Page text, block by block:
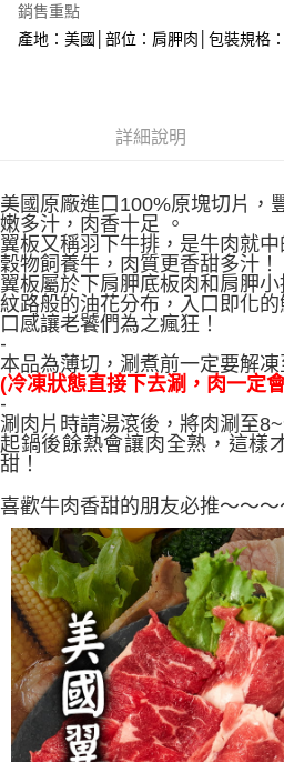
2.付款方式選擇「大哥付你分期」，訂單成
流程，驗證手機門號後，選擇欲分期的期數
成交易。
法說明評估內容。
【繳款方式說明】
2.透過簡訊連結打開帳單後，可選擇「超商
帳／街口支付／iPASS MONEY」等通路繳
【注意事項】
1.本服務係由「台灣大哥大股份有限公司
用戶於交易時，得透過本服務購買商品或
買賣價金債權讓與本公司後，依約使用本公
資料（包含姓名、電話或地址）提供予台灣
由本公司與您本人進行分期帳單所需資料之
相關說明
【關於「AFTEE先享後付」】
３．安心：先確認商品／服務後，再付款。
１．於結帳方式選擇「AFTEE先享後付」後
結帳頁面，進行簡訊認證並確認金額後，即
２．訂單成立數日內，您將收到繳費通知簡
３．收到繳費通知簡訊後14天內，點擊此
ATM／網路銀行／等多元方式進行付款，
※ 請注意：結帳手續完成當下不需立刻繳
購買商品的店家。未經商家同意取消之訂單
後付繳納相關費用。
※ 交易是否成功請以「AFTEE先享後付 」
是否繳費成功／繳費後需取消欲退款等相
客戶支援中心」 https://
【注意事項】
１．透過由恩沛科技股份有限公司提供之
權轉讓予恩沛科技股份有限公司。
２．關於個人資料處理事宜，請瀏覽以下網
https://aftee.tw/terms/#terms3
３．未成年的使用者請事先徵得法定代理
「AFTEE先享後付」，若未經同意申辦者
任。
４．使用「AFTEE先享後付」時，將依據
時審查核予不同之上限額度；若仍有額度
請求用戶進行身份認證。
５．嚴禁一人註冊多個帳號或使用他人資
恩沛科技股份有限公司將有權停止該用戶之
不適用此配送)
每筆NT$150，滿NT$2,500(含以上)免
7-11冷凍超取(預計3-5天)(購買金額最
宅配)
冷凍宅配(配送時間18:00前)(如要選取
不能超過3000元)
每筆NT$250，滿NT$3,000(含以上)免
每筆NT$400，滿NT$6,000(含以上)免
冷凍貨到付款（配送時間18:00前）
每筆NT$250，滿NT$3,000(含以上)免
銷售重點
產地：美國│部位：肩胛肉│包裝規格
詳細說明
美國原廠進口100%原塊切片，
嫩多汁，肉香十足 。
翼板又稱羽下牛排，是牛肉就
穀物飼養牛，肉質更香甜多汁！
翼板屬於下肩胛底板肉和肩胛
紋路般的油花分布，入口即化
口感讓老饕們為之瘋狂！
-
本品為薄切，涮煮前一定要解凍
(冷凍狀態直接下去涮，肉一定
-
涮肉片時請湯滾後，將肉涮至
起鍋後餘熱會讓肉全熟，這樣
甜！
喜歡牛肉香甜的朋友必推～～～